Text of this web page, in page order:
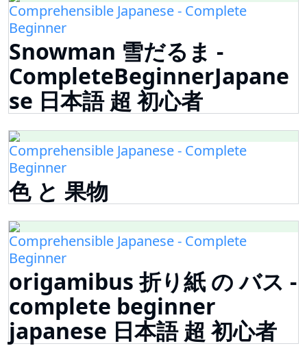
Comprehensible Japanese - Complete
Beginner
Snowman 雪だるま -
CompleteBeginnerJapane
se 日本語 超 初心者
Comprehensible Japanese - Complete
Beginner
色 と 果物
Comprehensible Japanese - Complete
Beginner
origamibus 折り紙 の バス -
complete beginner
japanese 日本語 超 初心者